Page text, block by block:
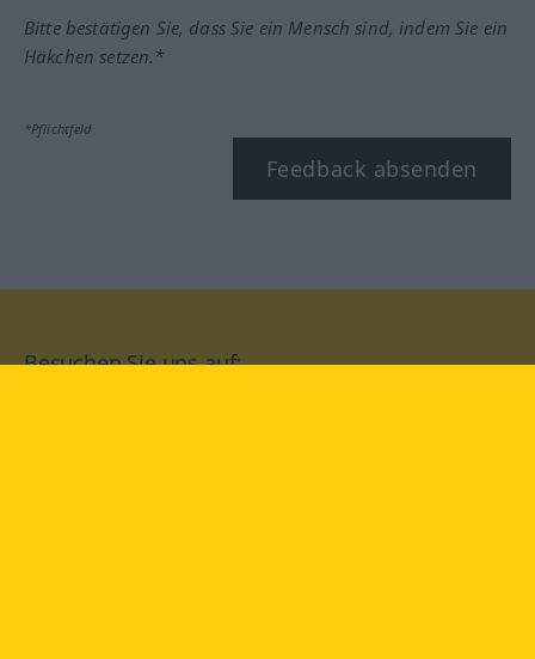
Bitte bestätigen Sie, dass Sie ein Mensch sind, indem Sie ein
Häkchen setzen.*
*Pflichtfeld
Feedback absenden
Besuchen Sie uns auf: